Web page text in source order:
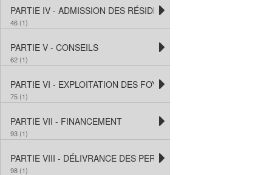
PARTIE IV - ADMISSION DES RÉSIDENTS
46 (1)
PARTIE V - CONSEILS
62 (1)
PARTIE VI - EXPLOITATION DES FOYERS
75 (1)
PARTIE VII - FINANCEMENT
93 (1)
PARTIE VIII - DÉLIVRANCE DES PERMIS
98 (1)